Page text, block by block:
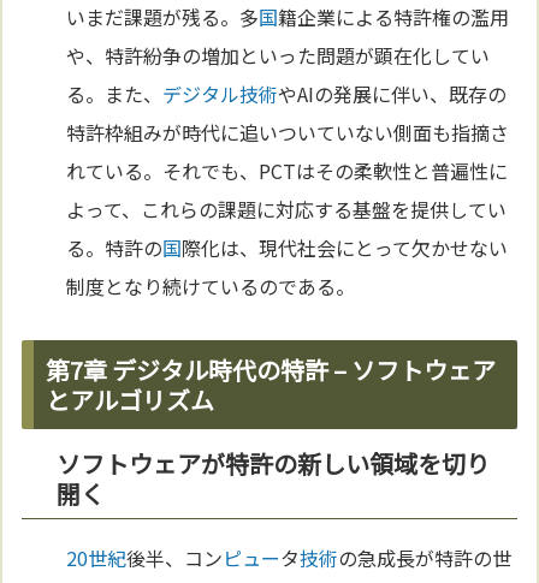
いまだ課題が残る。多国籍企業による特許権の濫用
や、特許紛争の増加といった問題が顕在化してい
る。また、 デジタル技術やAIの発展に伴い、既存の
特許枠組みが時代に追いついていない側面も指摘さ
れている。それでも、PCTはその柔軟性と普遍性に
よって、これらの課題に対応する基盤を提供してい
る。特許の国際化は、現代社会にとって欠かせない
制度となり続けているのである。
第7章 デジタル時代の特許 – ソフトウェア
とアルゴリズム
ソフトウェアが特許の新しい領域を切り
開く
20世紀後半、コンピュータ技術の急成長が特許の世